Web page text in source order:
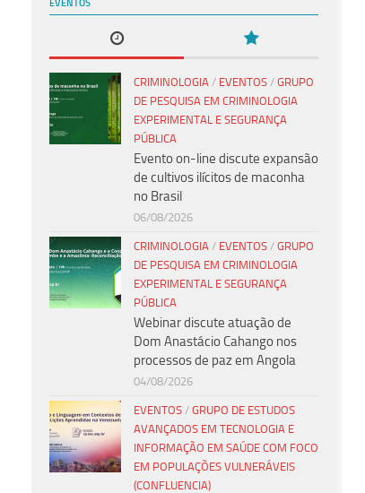
EVENTOS
CRIMINOLOGIA / EVENTOS / GRUPO
DE PESQUISA EM CRIMINOLOGIA
EXPERIMENTAL E SEGURANÇA
PÚBLICA
Evento on-line discute expansão
de cultivos ilícitos de maconha
no Brasil
06/08/2026
CRIMINOLOGIA / EVENTOS / GRUPO
DE PESQUISA EM CRIMINOLOGIA
EXPERIMENTAL E SEGURANÇA
PÚBLICA
Webinar discute atuação de
Dom Anastácio Cahango nos
processos de paz em Angola
04/08/2026
EVENTOS / GRUPO DE ESTUDOS
AVANÇADOS EM TECNOLOGIA E
INFORMAÇÃO EM SAÚDE COM FOCO
EM POPULAÇÕES VULNERÁVEIS
(CONFLUENCIA)